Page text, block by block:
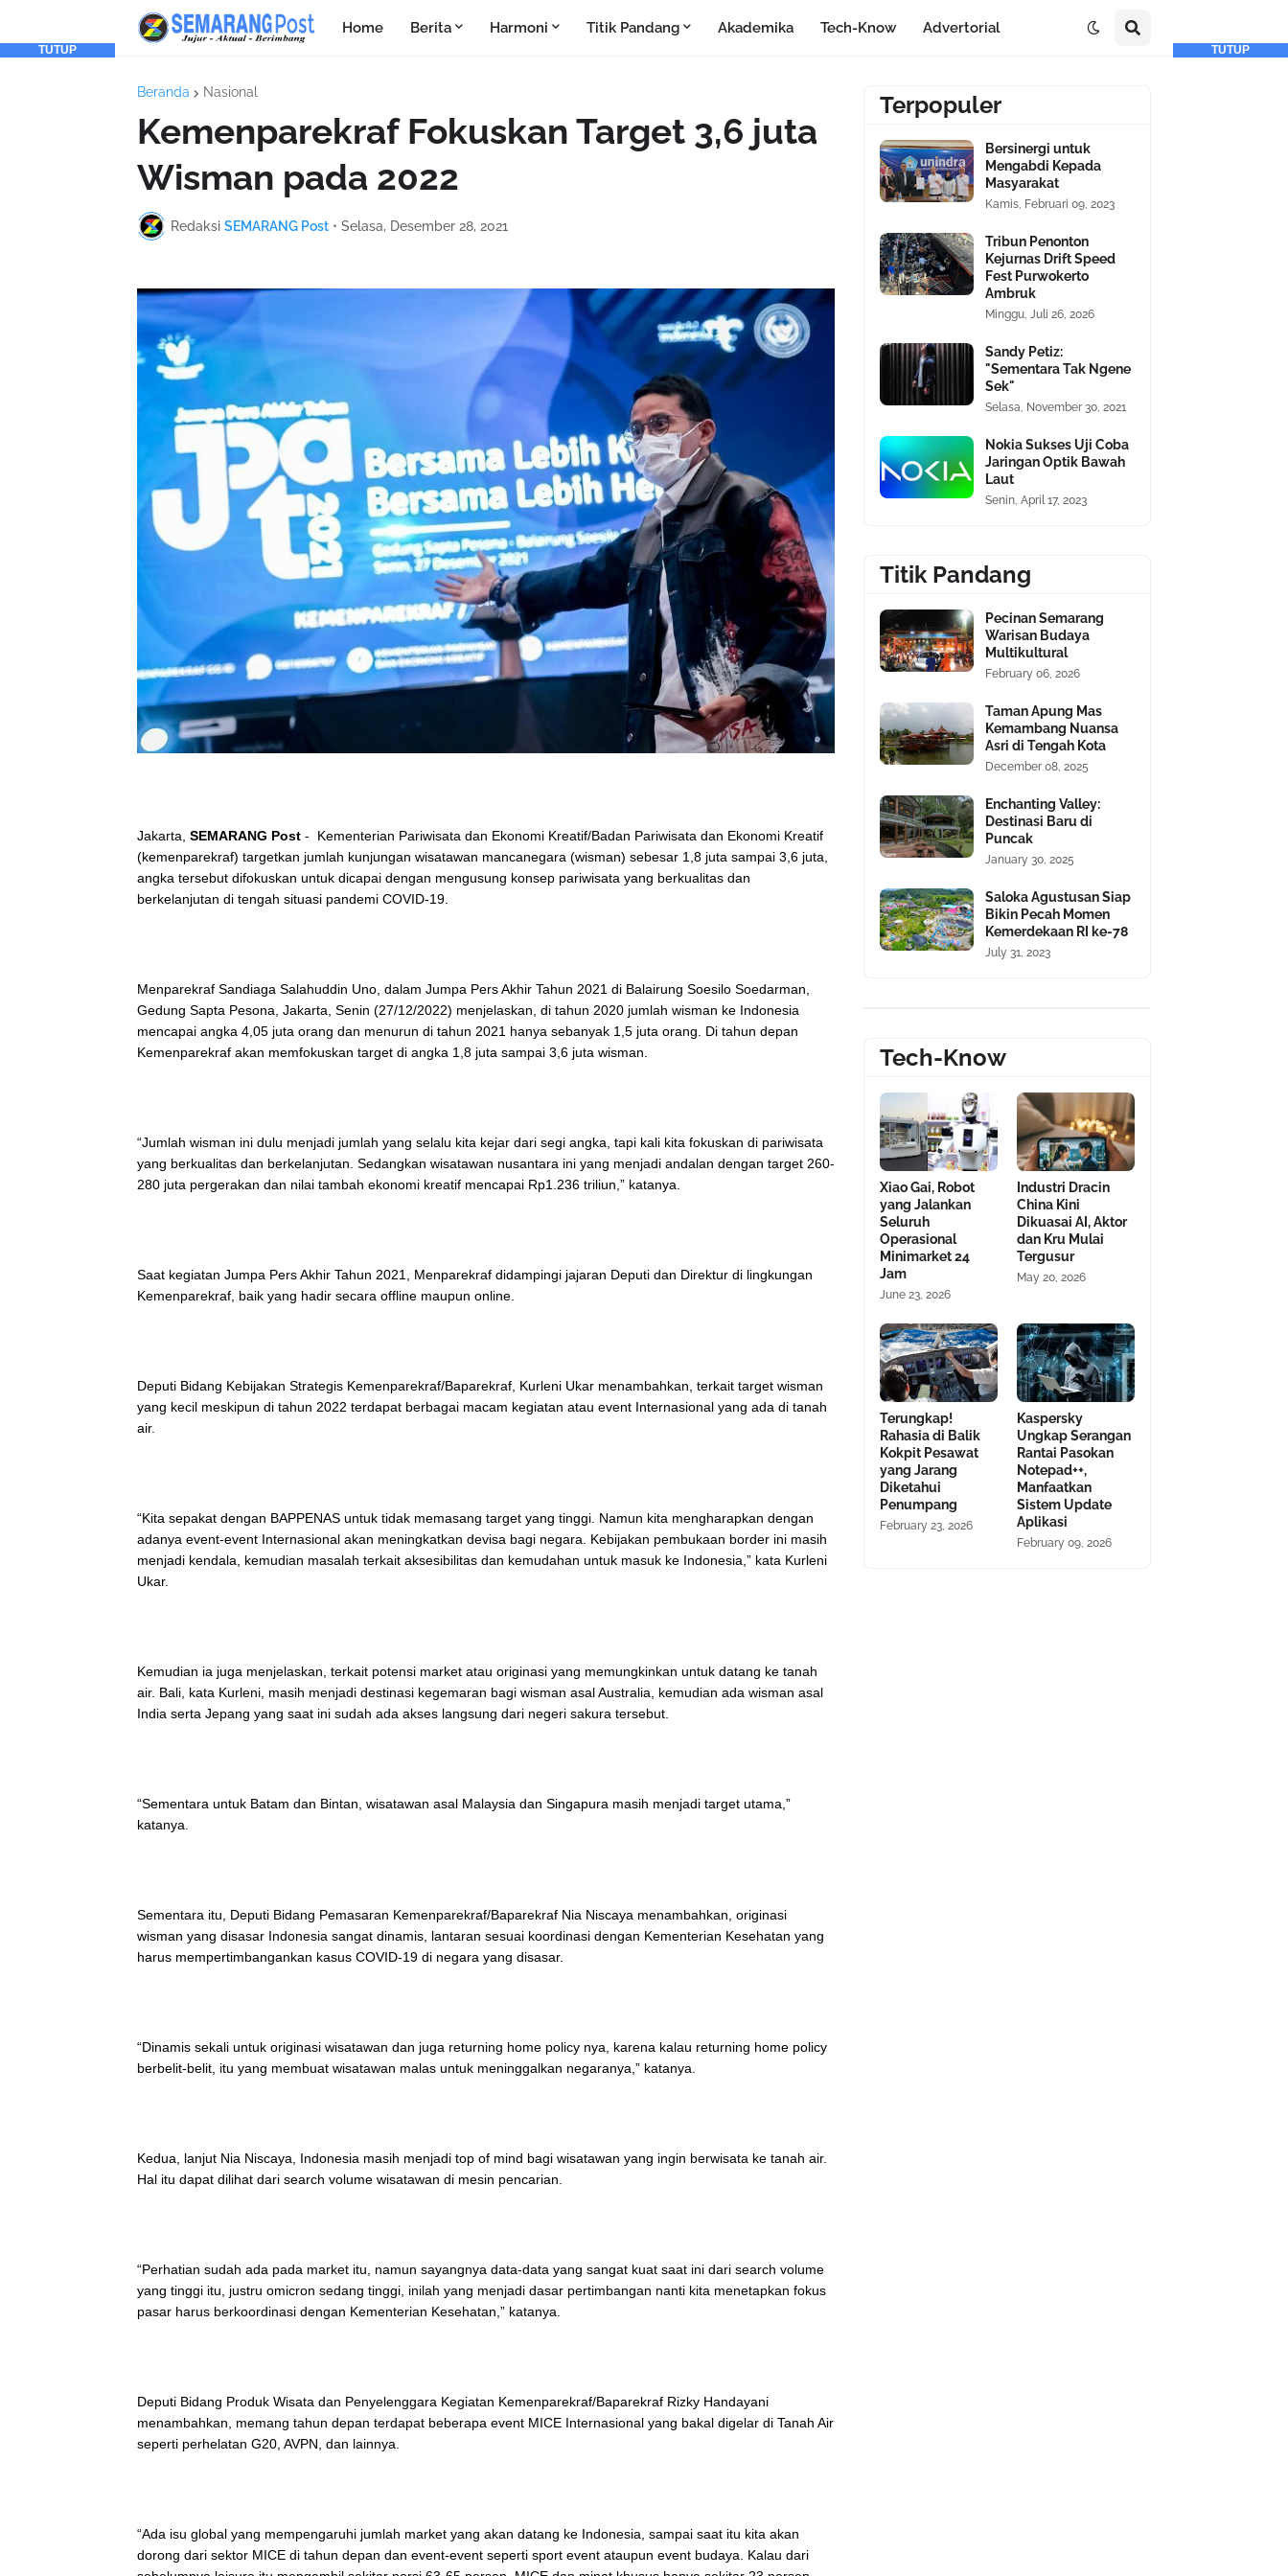
Home Berita Harmoni Titik Pandang Akademika Tech-Know Advertorial
Beranda Nasional
Kemenparekraf Fokuskan Target 3,6 juta
Wisman pada 2022
Redaksi SEMARANG Post • Selasa, Desember 28, 2021
Jakarta, SEMARANG Post - Kementerian Pariwisata dan Ekonomi Kreatif/Badan Pariwisata dan Ekonomi Kreatif
(kemenparekraf) targetkan jumlah kunjungan wisatawan mancanegara (wisman) sebesar 1,8 juta sampai 3,6 juta,
angka tersebut difokuskan untuk dicapai dengan mengusung konsep pariwisata yang berkualitas dan
berkelanjutan di tengah situasi pandemi COVID-19.
Menparekraf Sandiaga Salahuddin Uno, dalam Jumpa Pers Akhir Tahun 2021 di Balairung Soesilo Soedarman,
Gedung Sapta Pesona, Jakarta, Senin (27/12/2022) menjelaskan, di tahun 2020 jumlah wisman ke Indonesia
mencapai angka 4,05 juta orang dan menurun di tahun 2021 hanya sebanyak 1,5 juta orang. Di tahun depan
Kemenparekraf akan memfokuskan target di angka 1,8 juta sampai 3,6 juta wisman.
“Jumlah wisman ini dulu menjadi jumlah yang selalu kita kejar dari segi angka, tapi kali kita fokuskan di pariwisata
yang berkualitas dan berkelanjutan. Sedangkan wisatawan nusantara ini yang menjadi andalan dengan target 260-
280 juta pergerakan dan nilai tambah ekonomi kreatif mencapai Rp1.236 triliun,” katanya.
Saat kegiatan Jumpa Pers Akhir Tahun 2021, Menparekraf didampingi jajaran Deputi dan Direktur di lingkungan
Kemenparekraf, baik yang hadir secara offline maupun online.
Deputi Bidang Kebijakan Strategis Kemenparekraf/Baparekraf, Kurleni Ukar menambahkan, terkait target wisman
yang kecil meskipun di tahun 2022 terdapat berbagai macam kegiatan atau event Internasional yang ada di tanah
air.
“Kita sepakat dengan BAPPENAS untuk tidak memasang target yang tinggi. Namun kita mengharapkan dengan
adanya event-event Internasional akan meningkatkan devisa bagi negara. Kebijakan pembukaan border ini masih
menjadi kendala, kemudian masalah terkait aksesibilitas dan kemudahan untuk masuk ke Indonesia,” kata Kurleni
Ukar.
Kemudian ia juga menjelaskan, terkait potensi market atau originasi yang memungkinkan untuk datang ke tanah
air. Bali, kata Kurleni, masih menjadi destinasi kegemaran bagi wisman asal Australia, kemudian ada wisman asal
India serta Jepang yang saat ini sudah ada akses langsung dari negeri sakura tersebut.
“Sementara untuk Batam dan Bintan, wisatawan asal Malaysia dan Singapura masih menjadi target utama,”
katanya.
Sementara itu, Deputi Bidang Pemasaran Kemenparekraf/Baparekraf Nia Niscaya menambahkan, originasi
wisman yang disasar Indonesia sangat dinamis, lantaran sesuai koordinasi dengan Kementerian Kesehatan yang
harus mempertimbangankan kasus COVID-19 di negara yang disasar.
“Dinamis sekali untuk originasi wisatawan dan juga returning home policy nya, karena kalau returning home policy
berbelit-belit, itu yang membuat wisatawan malas untuk meninggalkan negaranya,” katanya.
Kedua, lanjut Nia Niscaya, Indonesia masih menjadi top of mind bagi wisatawan yang ingin berwisata ke tanah air.
Hal itu dapat dilihat dari search volume wisatawan di mesin pencarian.
“Perhatian sudah ada pada market itu, namun sayangnya data-data yang sangat kuat saat ini dari search volume
yang tinggi itu, justru omicron sedang tinggi, inilah yang menjadi dasar pertimbangan nanti kita menetapkan fokus
pasar harus berkoordinasi dengan Kementerian Kesehatan,” katanya.
Deputi Bidang Produk Wisata dan Penyelenggara Kegiatan Kemenparekraf/Baparekraf Rizky Handayani
menambahkan, memang tahun depan terdapat beberapa event MICE Internasional yang bakal digelar di Tanah Air
seperti perhelatan G20, AVPN, dan lainnya.
“Ada isu global yang mempengaruhi jumlah market yang akan datang ke Indonesia, sampai saat itu kita akan
dorong dari sektor MICE di tahun depan dan event-event seperti sport event ataupun event budaya. Kalau dari
Terpopuler
Bersinergi untuk
Mengabdi Kepada
Masyarakat
Kamis, Februari 09, 2023
Tribun Penonton
Kejurnas Drift Speed
Fest Purwokerto
Ambruk
Minggu, Juli 26, 2026
Sandy Petiz:
"Sementara Tak Ngene
Sek"
Selasa, November 30, 2021
Nokia Sukses Uji Coba
Jaringan Optik Bawah
Laut
Senin, April 17, 2023
Titik Pandang
Pecinan Semarang
Warisan Budaya
Multikultural
February 06, 2026
Taman Apung Mas
Kemambang Nuansa
Asri di Tengah Kota
December 08, 2025
Enchanting Valley:
Destinasi Baru di
Puncak
January 30, 2025
Saloka Agustusan Siap
Bikin Pecah Momen
Kemerdekaan RI ke-78
July 31, 2023
Tech-Know
Xiao Gai, Robot
yang Jalankan
Seluruh
Operasional
Minimarket 24
Jam
June 23, 2026
Industri Dracin
China Kini
Dikuasai AI, Aktor
dan Kru Mulai
Tergusur
May 20, 2026
Terungkap!
Rahasia di Balik
Kokpit Pesawat
yang Jarang
Diketahui
Penumpang
February 23, 2026
Kaspersky
Ungkap Serangan
Rantai Pasokan
Notepad++,
Manfaatkan
Sistem Update
Aplikasi
February 09, 2026
TUTUP TUTUP